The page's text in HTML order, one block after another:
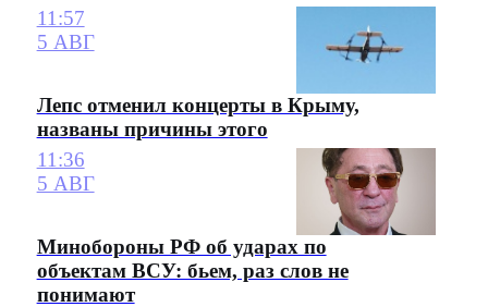
11:57
5 АВГ
Лепс отменил концерты в Крыму,
названы причины этого
11:36
5 АВГ
Минобороны РФ об ударах по
объектам ВСУ: бьем, раз слов не
понимают